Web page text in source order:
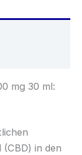
mg 30 ml:
in den